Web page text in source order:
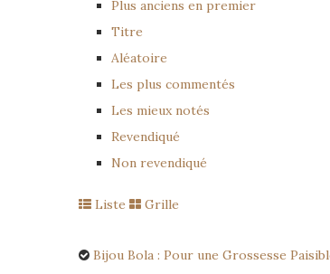
Plus anciens en premier
Titre
Aléatoire
Les plus commentés
Les mieux notés
Revendiqué
Non revendiqué
Liste Grille
Bijou Bola : Pour une Grossesse